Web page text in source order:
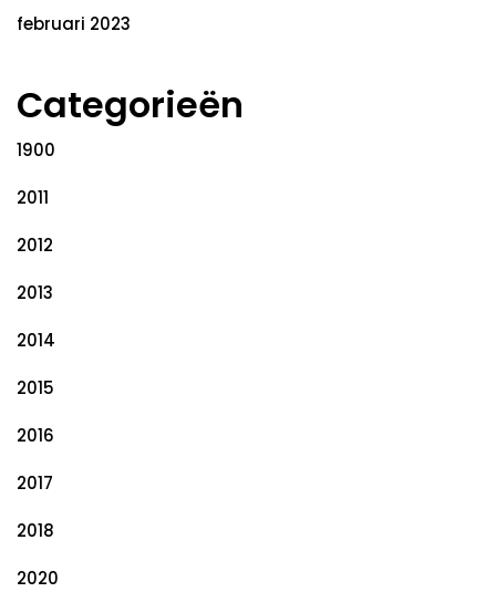
februari 2023
Categorieën
1900
2011
2012
2013
2014
2015
2016
2017
2018
2020